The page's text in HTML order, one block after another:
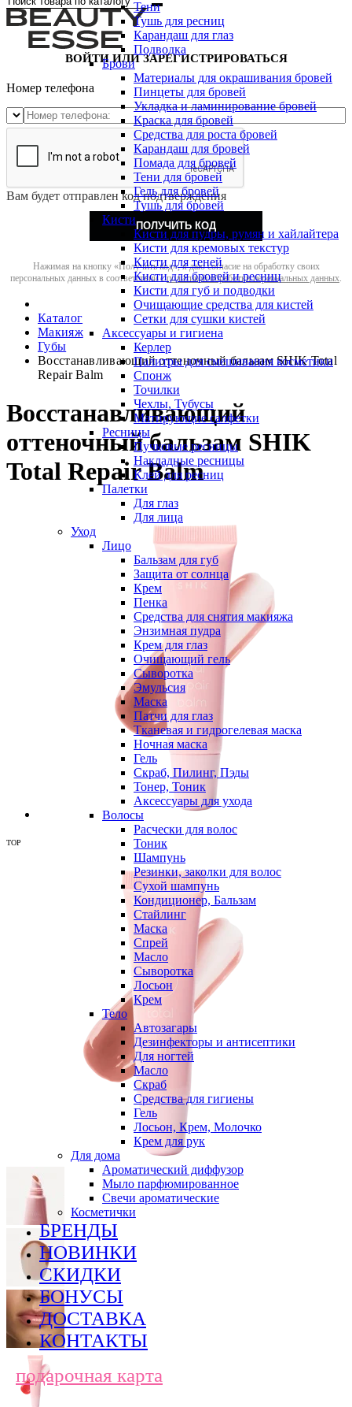
Тени
Тушь для ресниц
Карандаш для глаз
Подводка
Брови
Материалы для окрашивания бровей
Пинцеты для бровей
Укладка и ламинирование бровей
Краска для бровей
Средства для роста бровей
Карандаш для бровей
Помада для бровей
Тени для бровей
Гель для бровей
Тушь для бровей
Кисти
Кисти для пудры, румян и хайлайтера
Кисти для кремовых текстур
Кисти для теней
Кисти для бровей и ресниц
Кисти для губ и подводки
Очищающие средства для кистей
Сетки для сушки кистей
Аксессуары и гигиена
Керлер
Палитры для смешивания косметики
Спонж
Точилки
Чехлы, Тубусы
Матирующие салфетки
Ресницы
Пучковые ресницы
Накладные ресницы
Клей для ресниц
Палетки
Для глаз
Для лица
Уход
Лицо
Бальзам для губ
Защита от солнца
Крем
Пенка
Средства для снятия макияжа
Энзимная пудра
Крем для глаз
Очищающий гель
Сыворотка
Эмульсия
Маска
Патчи для глаз
Тканевая и гидрогелевая маска
Ночная маска
Гель
Скраб, Пилинг, Пэды
Тонер, Тоник
Аксессуары для ухода
Волосы
Расчески для волос
Тоник
Шампунь
Резинки, заколки для волос
Сухой шампунь
Кондиционер, Бальзам
Стайлинг
Маска
Спрей
Масло
Сыворотка
Лосьон
Крем
Тело
Автозагары
Дезинфекторы и антисептики
Для ногтей
Масло
Скраб
Средства для гигиены
Гель
Лосьон, Крем, Молочко
Крем для рук
Для дома
Ароматический диффузор
Мыло парфюмированное
Свечи ароматические
Косметички
БРЕНДЫ
НОВИНКИ
СКИДКИ
БОНУСЫ
ДОСТАВКА
КОНТАКТЫ
подарочная карта
ВОЙТИ ИЛИ ЗАРЕГИСТРИРОВАТЬСЯ
Номер телефона
Вам будет отправлен код подтверждения
ПОЛУЧИТЬ КОД
Нажимая на кнопку «Получить код», я даю согласие на обработку своих
персональных данных в соответствии сполитикой обработки персональных данных.
Каталог
Макияж
Губы
Восстанавливающий оттеночный бальзам SHIK Total
Repair Balm
Восстанавливающий
оттеночный бальзам SHIK
Total Repair Balm
TOP